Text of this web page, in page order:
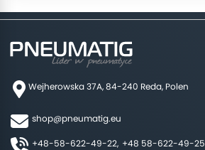
Wejherowska 37A, 84-240 Reda, Polen
shop@pneumatig.eu
+48-58-622-49-22, +48 58-622-49-25